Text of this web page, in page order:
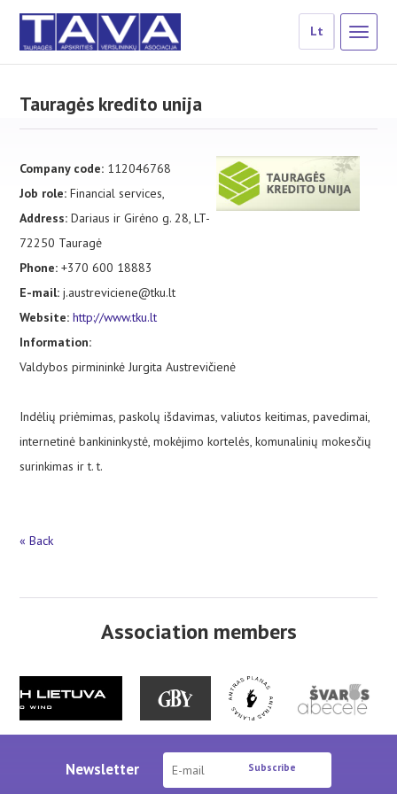
Lt
Tauragės kredito unija
Company code: 112046768
Job role: Financial services,
Address: Dariaus ir Girėno g. 28, LT-
72250 Tauragė
Phone: +370 600 18883
E-mail: j.austreviciene@tku.lt
Website: http://www.tku.lt
Information:
Valdybos pirmininkė Jurgita Austrevičienė
Indėlių priėmimas, paskolų išdavimas, valiutos keitimas, pavedimai,
internetinė bankininkystė, mokėjimo kortelės, komunalinių mokesčių
surinkimas ir t. t.
« Back
Association members
Newsletter Subscribe